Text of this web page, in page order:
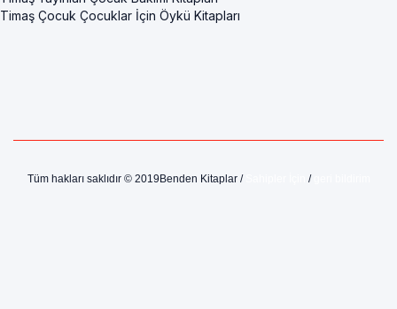
Timaş Çocuk Çocuklar İçin Öykü Kitapları
Tüm hakları saklıdır © 2019Benden Kitaplar / /